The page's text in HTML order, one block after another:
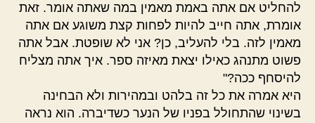
להחליט אם אתה באמת מאמין במה שאתה אומר. זאת
אומרת, אתה חייב להיות לפחות קצת משוגע אם אתה
מאמין לזה. בלי להעליב, כן? אני לא שופטת. אבל אתה
פשוט מתנהג כאילו יצאת מאיזה ספר. איך אתה מצליח
להיסחף ככה?"
היא אמרה את כל זה בלהט ובמהירות ולא הבחינה
בשינוי שהתחולל בפניו של הנער כשדיברה. הוא נראה